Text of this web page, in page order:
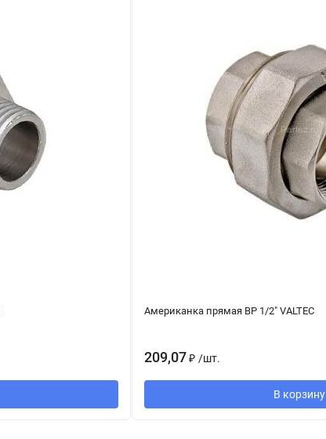
Американка прямая ВР 1/2" VALTEC
209,07 ₽ /шт.
В корзину